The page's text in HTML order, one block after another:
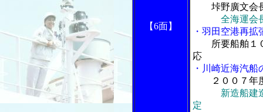
【6面】
垰野廣文会
全海運会
・羽田空港再
所要船舶１
応
・川崎近海汽
２００７年
新造船建
定